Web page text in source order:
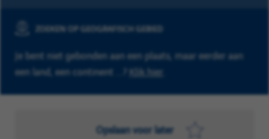
ZOEKEN OP GEOGRAFISCH GEBIED
Je bent niet gebonden aan een plaats, maar eerder aan
een land, een continent ...? Klik hier
Opslaan voor later